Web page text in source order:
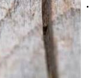
ماذا يحدث لجسمك
دراسة تجيب